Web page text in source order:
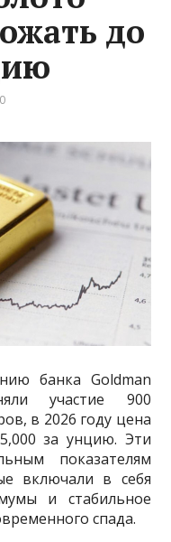
до
банка Goldman
участие 900
в 2026 году цена
за унцию. Эти
показателям
включали в себя
и стабильное
спада.